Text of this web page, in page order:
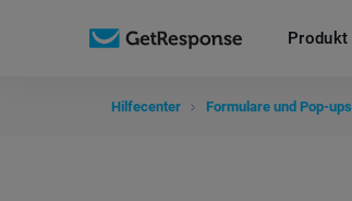
Produkt
Hilfecenter Formulare und Pop-ups